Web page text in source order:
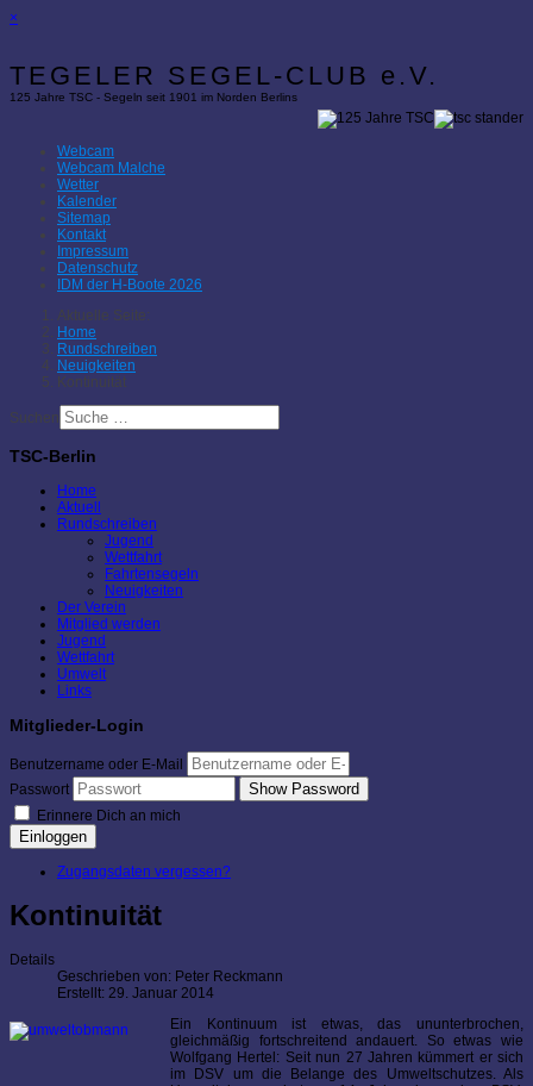
×
TEGELER SEGEL-CLUB e.V.
125 Jahre TSC - Segeln seit 1901 im Norden Berlins
Webcam
Webcam Malche
Wetter
Kalender
Sitemap
Kontakt
Impressum
Datenschutz
IDM der H-Boote 2026
Aktuelle Seite:
Home
Rundschreiben
Neuigkeiten
Kontinuität
Suchen
TSC-Berlin
Home
Aktuell
Rundschreiben
Jugend
Wettfahrt
Fahrtensegeln
Neuigkeiten
Der Verein
Mitglied werden
Jugend
Wettfahrt
Umwelt
Links
Mitglieder-Login
Benutzername oder E-Mail
Passwort
Show Password
Erinnere Dich an mich
Einloggen
Zugangsdaten vergessen?
Kontinuität
Details
Geschrieben von: Peter Reckmann
Erstellt: 29. Januar 2014
Ein Kontinuum ist etwas, das ununterbrochen,
gleichmäßig fortschreitend andauert. So etwas wie
Wolfgang Hertel: Seit nun 27 Jahren kümmert er sich
im DSV um die Belange des Umweltschutzes. Als